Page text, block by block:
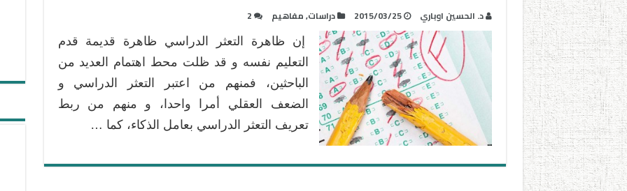
د. الحسين اوباري 2015/03/25 دراسات,مفاهيم 2
إن ظاهرة التعثر الدراسي ظاهرة قديمة قدم
التعليم نفسه و قد ظلت محط اهتمام العديد من
الباحثين، فمنهم من اعتبر التعثر الدراسي و
الضعف العقلي أمرا واحدا، و منهم من ربط
تعريف التعثر الدراسي بعامل الذكاء، كما …